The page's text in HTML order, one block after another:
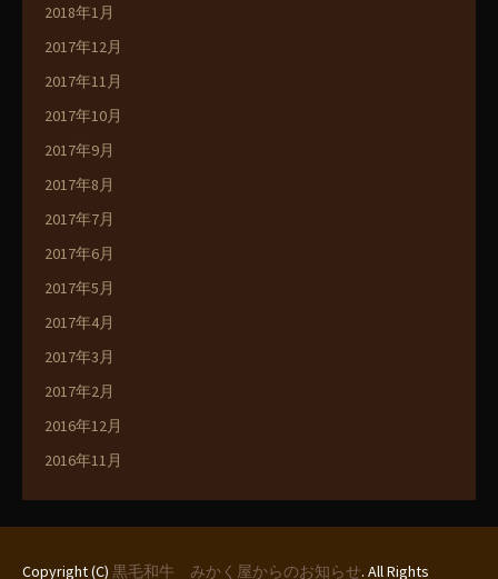
2018年1月
2017年12月
2017年11月
2017年10月
2017年9月
2017年8月
2017年7月
2017年6月
2017年5月
2017年4月
2017年3月
2017年2月
2016年12月
2016年11月
Copyright (C) 黒毛和牛 みかく屋からのお知らせ. All Rights